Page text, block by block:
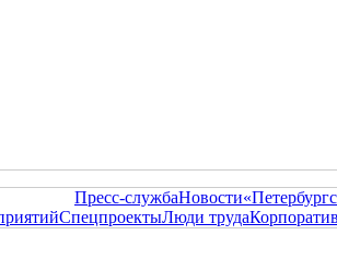
Пресс-службаНовости
СпецпроектыЛюди труда